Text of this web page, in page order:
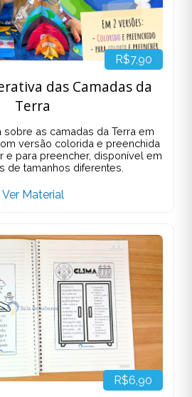
R$7,90
das Camadas da
Terra
sobre as camadas da Terra em
versão colorida e preenchida
e para preencher, disponível em
de tamanhos diferentes.
Ver Material
R$6,90